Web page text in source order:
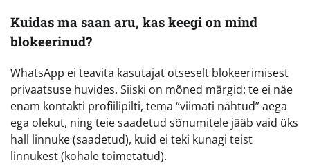
Kuidas ma saan aru, kas keegi on mind
blokeerinud?
WhatsApp ei teavita kasutajat otseselt blokeerimisest
privaatsuse huvides. Siiski on mõned märgid: te ei näe
enam kontakti profiilipilti, tema “viimati nähtud” aega
ega olekut, ning teie saadetud sõnumitele jääb vaid üks
hall linnuke (saadetud), kuid ei teki kunagi teist
linnukest (kohale toimetatud).